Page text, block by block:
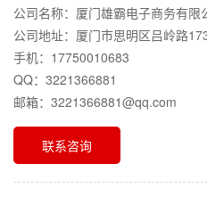
公司名称：厦门雄霸电子商务有限
公司地址：厦门市思明区吕岭路
手机：17750010683
QQ：3221366881
邮箱：3221366881@qq.com
联系咨询